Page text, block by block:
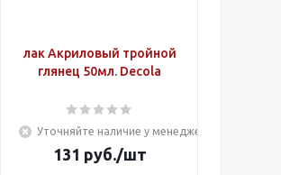
лак Акриловый тройной
глянец 50мл. Decola
Уточняйте наличие у менеджера
131 руб./шт